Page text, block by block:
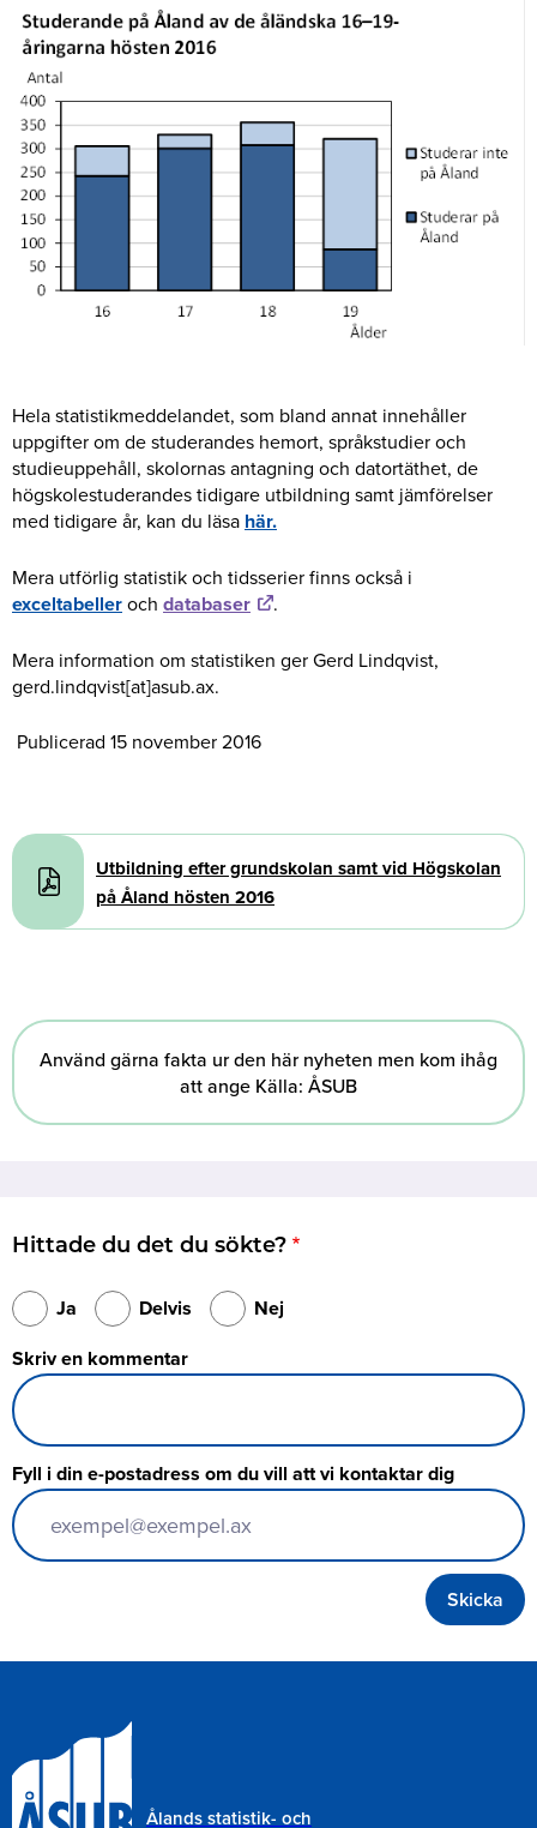
Hela statistikmeddelandet, som bland annat innehåller
uppgifter om de studerandes hemort, språkstudier och
studieuppehåll, skolornas antagning och datortäthet, de
högskolestuderandes tidigare utbildning samt jämförelser
med tidigare år, kan du läsa här.
Mera utförlig statistik och tidsserier finns också i
exceltabelleroch databaser .
Mera information om statistiken ger Gerd Lindqvist,
gerd.lindqvist[at]asub.ax.
Publicerad 15 november 2016
Document
Utbildning efter grundskolan samt vid Högskolan
på Åland hösten 2016
Använd gärna fakta ur den här nyheten men kom ihåg
att ange Källa: ÅSUB
Hittade du det du sökte?
Ja Delvis
Nej
Skriv en kommentar
Fyll i din e-postadress om du vill att vi kontaktar dig
Ålands statistik- och